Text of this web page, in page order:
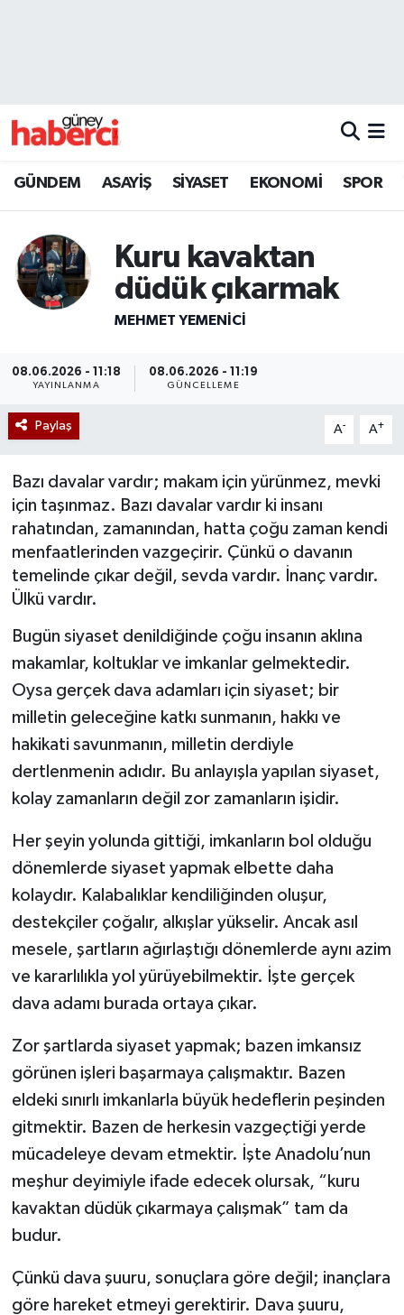
GÜNDEM ASAYİŞ SİYASET EKONOMİ SPOR
Kuru kavaktan
düdük çıkarmak
MEHMET YEMENICI
08.06.2026 - 11:18
YAYINLANMA
08.06.2026 - 11:19
GÜNCELLEME
Paylaş A- A+
Bazı davalar vardır; makam için yürünmez, mevki
için taşınmaz. Bazı davalar vardır ki insanı
rahatından, zamanından, hatta çoğu zaman kendi
menfaatlerinden vazgeçirir. Çünkü o davanın
temelinde çıkar değil, sevda vardır. İnanç vardır.
Ülkü vardır.
Bugün siyaset denildiğinde çoğu insanın aklına
makamlar, koltuklar ve imkanlar gelmektedir.
Oysa gerçek dava adamları için siyaset; bir
milletin geleceğine katkı sunmanın, hakkı ve
hakikati savunmanın, milletin derdiyle
dertlenmenin adıdır. Bu anlayışla yapılan siyaset,
kolay zamanların değil zor zamanların işidir.
Her şeyin yolunda gittiği, imkanların bol olduğu
dönemlerde siyaset yapmak elbette daha
kolaydır. Kalabalıklar kendiliğinden oluşur,
destekçiler çoğalır, alkışlar yükselir. Ancak asıl
mesele, şartların ağırlaştığı dönemlerde aynı azim
ve kararlılıkla yol yürüyebilmektir. İşte gerçek
dava adamı burada ortaya çıkar.
Zor şartlarda siyaset yapmak; bazen imkansız
görünen işleri başarmaya çalışmaktır. Bazen
eldeki sınırlı imkanlarla büyük hedeflerin peşinden
gitmektir. Bazen de herkesin vazgeçtiği yerde
mücadeleye devam etmektir. İşte Anadolu’nun
meşhur deyimiyle ifade edecek olursak, “kuru
kavaktan düdük çıkarmaya çalışmak” tam da
budur.
Çünkü dava şuuru, sonuçlara göre değil; inançlara
göre hareket etmeyi gerektirir. Dava şuuru,
Beyoğlu Trafik Yoğunluk Haritası
Son Dakika Haberleri
Haber Arşivi